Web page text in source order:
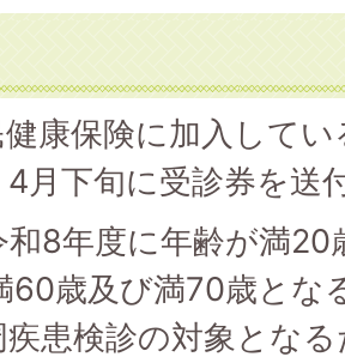
康保険に加入して
月下旬に受診券を送
和8年度に年齢が満
60歳及び満70歳とな
患検診の対象とな